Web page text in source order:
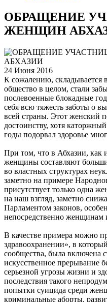
ОБРАЩЕНИЕ
ЖЕНЩИН
24 Июня 2016
К сожалению, складывается
общество в целом, стали
послевоенные блокадные
себя всю тяжесть заботы о
всей страны. Этот женский
достоинству, хотя
годы подорвал здоровье
При том, что в Абхазии, как
женщины составляют
во властных структурах
заметно на примере
присутствует только одна
на наш взгляд, заметно
Парламентом законов,
непосредственно женщинам
В качестве примера можно
здравоохранении», в
сообщества, была включена
искусственное прерывание
серьезной угрозы жизни и
последствия такого
попытки суицида среди
криминальные аборты,